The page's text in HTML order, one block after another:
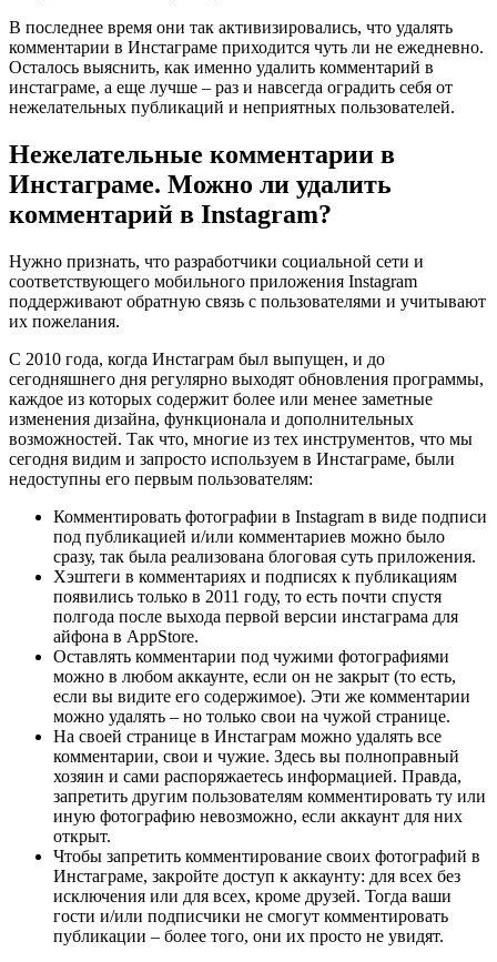
В последнее время они так активизировались, что удалять
комментарии в Инстаграме приходится чуть ли не ежедневно.
Осталось выяснить, как именно удалить комментарий в
инстаграме, а еще лучше – раз и навсегда оградить себя от
нежелательных публикаций и неприятных пользователей.
Нежелательные комментарии в
Инстаграме. Можно ли удалить
комментарий в Instagram?
Нужно признать, что разработчики социальной сети и
соответствующего мобильного приложения Instagram
поддерживают обратную связь с пользователями и учитывают
их пожелания.
С 2010 года, когда Инстаграм был выпущен, и до
сегодняшнего дня регулярно выходят обновления программы,
каждое из которых содержит более или менее заметные
изменения дизайна, функционала и дополнительных
возможностей. Так что, многие из тех инструментов, что мы
сегодня видим и запросто используем в Инстаграме, были
недоступны его первым пользователям:
Комментировать фотографии в Instagram в виде подписи
под публикацией и/или комментариев можно было
сразу, так была реализована блоговая суть приложения.
Хэштеги в комментариях и подписях к публикациям
появились только в 2011 году, то есть почти спустя
полгода после выхода первой версии инстаграма для
айфона в AppStore.
Оставлять комментарии под чужими фотографиями
можно в любом аккаунте, если он не закрыт (то есть,
если вы видите его содержимое). Эти же комментарии
можно удалять – но только свои на чужой странице.
На своей странице в Инстаграм можно удалять все
комментарии, свои и чужие. Здесь вы полноправный
хозяин и сами распоряжаетесь информацией. Правда,
запретить другим пользователям комментировать ту или
иную фотографию невозможно, если аккаунт для них
открыт.
Чтобы запретить комментирование своих фотографий в
Инстаграме, закройте доступ к аккаунту: для всех без
исключения или для всех, кроме друзей. Тогда ваши
гости и/или подписчики не смогут комментировать
публикации – более того, они их просто не увидят.